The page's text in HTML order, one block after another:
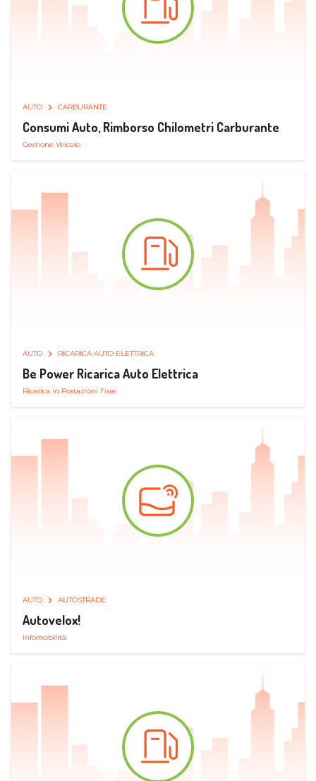
AUTO CARBURANTE
Consumi Auto, Rimborso Chilometri Carburante
Gestione Veicolo
AUTO RICARICA AUTO ELETTRICA
Be Power Ricarica Auto Elettrica
Ricarica in Postazioni Fisse
AUTO AUTOSTRADE
Autovelox!
Infomobilità